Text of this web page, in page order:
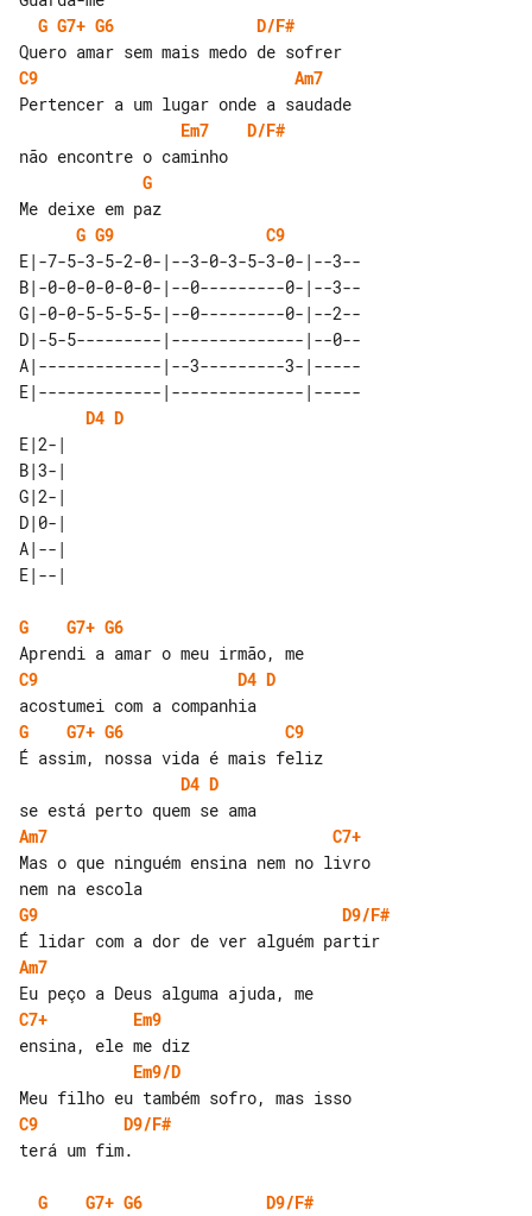
G G7+ G6
D/F#
C9
Am7
Em7
D/F#
G
G G9
C9
E|-7-5-3-5-2-0-|--3-0-3-5-3-0-|--3--
B|-0-0-0-0-0-0-|--0---------0-|--3--
G|-0-0-5-5-5-5-|--0---------0-|--2--
D|-5-5---------|--------------|--0--
A|-------------|--3---------3-|-----
E|-------------|--------------|-----
D4 D
E|2-|
B|3-|
G|2-|
D|0-|
A|--|
G G7+ G6
C9
D4 D
G
G7+ G6
C9
D4 D
Am7
C7+
Mas o que ninguém ensina nem no livro
G9
D9/F#
Am7
C7+
Em9
Em9/D
C9
D9/F#
terá um fim.
G G7+ G6 D9/F#